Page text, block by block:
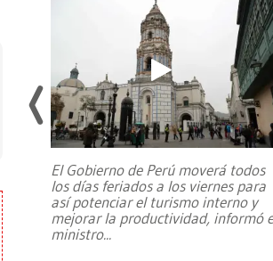
El Gobierno de Perú moverá todos
los días feriados a los viernes para
así potenciar el turismo interno y
mejorar la productividad, informó
ministro...